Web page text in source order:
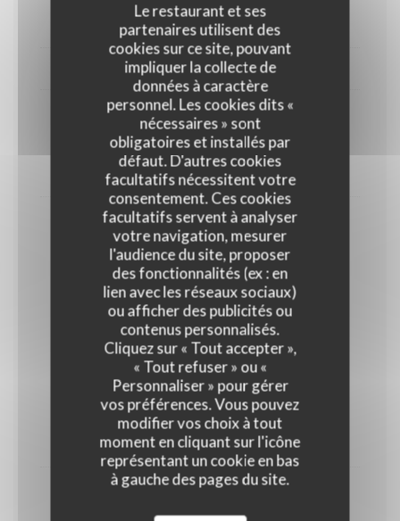
Le restaurant et ses
partenaires utilisent des
cookies sur ce site, pouvant
impliquer la collecte de
données à caractère
personnel. Les cookies dits «
nécessaires » sont
obligatoires et installés par
défaut. D'autres cookies
facultatifs nécessitent votre
consentement. Ces cookies
facultatifs servent à analyser
votre navigation, mesurer
l'audience du site, proposer
des fonctionnalités (ex : en
lien avec les réseaux sociaux)
ou afficher des publicités ou
contenus personnalisés.
Cliquez sur « Tout accepter »,
« Tout refuser » ou «
Personnaliser » pour gérer
vos préférences. Vous pouvez
modifier vos choix à tout
moment en cliquant sur l'icône
représentant un cookie en bas
à gauche des pages du site.
20,00 EUR
EN SAISON, DE FIN OCTOBRE À DÉBUT AVRIL
Chicons gratin
Endives, jambon, purée, fromage
23,00 EUR
Bruxiflette
Pomme de terre, chicons, lardons, fromage
23,00 EUR
Et pour nos Ketjes
Gamins
10,00 EUR
PLAT AU CHOIX